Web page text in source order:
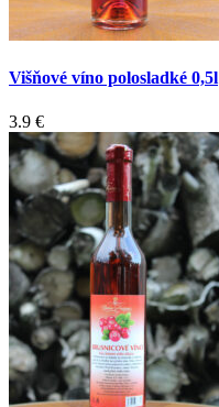
Višňové víno polosladké 0,5l
3.9 €